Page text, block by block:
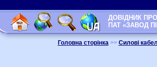
ДОВІДНИК
ПАТ «ЗАВОД
Головна сторінка>> Силові